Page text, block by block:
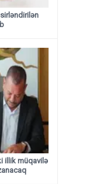
illik müqavilə